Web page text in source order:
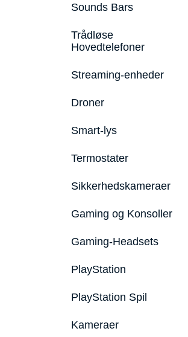
Sounds Bars
Trådløse
Hovedtelefoner
Streaming-enheder
Droner
Smart-lys
Termostater
Sikkerhedskameraer
Gaming og Konsoller
Gaming-Headsets
PlayStation
PlayStation Spil
Kameraer